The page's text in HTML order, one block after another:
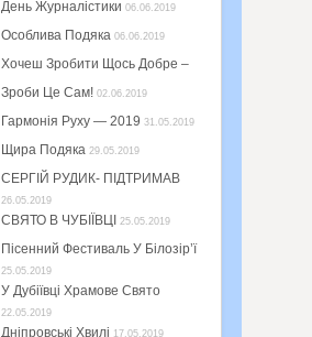
День Журналістики 06.06.2019
Особлива Подяка 06.06.2019
Хочеш Зробити Щось Добре –
Зроби Це Сам! 02.06.2019
Гармонія Руху — 2019 31.05.2019
Щира Подяка 29.05.2019
СЕРГІЙ РУДИК- ПІДТРИМАВ
26.05.2019
СВЯТО В ЧУБІЇВЦІ 25.05.2019
Пісенний Фестиваль У Білозір’ї
25.05.2019
У Дубіївці Храмове Свято
22.05.2019
Дніпровські Хвилі 17.05.2019